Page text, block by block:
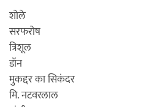
शोले
सरफरोष
त्रिशूल
डॉन
मुकद्दर का सिकंदर
मि. नटवरलाल